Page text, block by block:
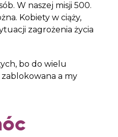
W naszej misji 500.
Kobiety w ciąży,
zagrożenia życia
bo do wielu
a my